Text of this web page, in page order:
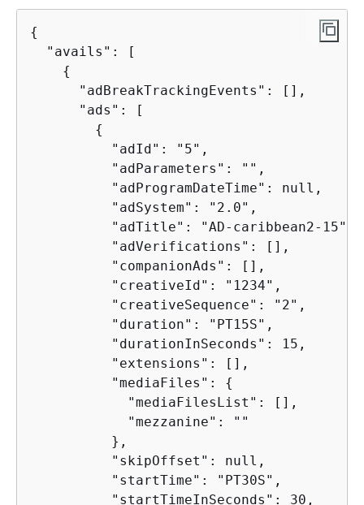
{
  "avails": [
{
      "adBreakTrackingEvents": [],
      "ads": [
{
          "adId": "5",
          "adParameters": "",
          "adProgramDateTime": null,
          "adSystem": "2.0",
          "adTitle": "AD-caribbean2-15",
          "adVerifications": [],
          "companionAds": [],
          "creativeId": "1234",
          "creativeSequence": "2",
          "duration": "PT15S",
          "durationInSeconds": 15,
          "extensions": [],
          "mediaFiles":
{
            "mediaFilesList": [],
            "mezzanine": ""
          },
          "skipOffset": null,
          "startTime": "PT30S",
          "startTimeInSeconds": 30,